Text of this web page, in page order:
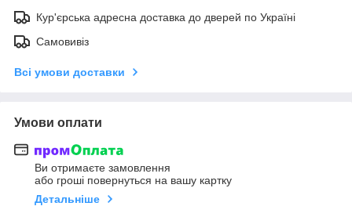
Кур'єрська адресна доставка до дверей по Україні
Самовивіз
Всі умови доставки
Умови оплати
Ви отримаєте замовлення
або гроші повернуться на вашу картку
Детальніше